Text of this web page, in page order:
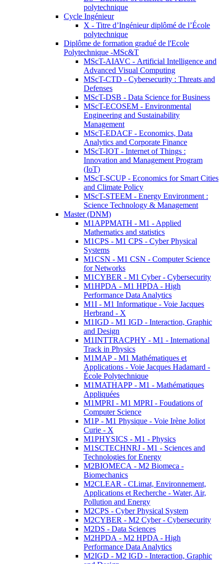
polytechnique
Cycle Ingénieur
X - Titre d’Ingénieur diplômé de l’École
polytechnique
Diplôme de formation gradué de l'Ecole
Polytechnique -MSc&T
MScT-AIAVC - Artificial Intelligence and
Advanced Visual Computing
MScT-CTD - Cybersecurity : Threats and
Defenses
MScT-DSB - Data Science for Business
MScT-ECOSEM - Environmental
Engineering and Sustainability
Management
MScT-EDACF - Economics, Data
Analytics and Corporate Finance
MScT-IOT - Internet of Things :
Innovation and Management Program
(IoT)
MScT-SCUP - Economics for Smart Cities
and Climate Policy
MScT-STEEM - Energy Environment :
Science Technology & Management
Master (DNM)
M1APPMATH - M1 - Applied
Mathematics and statistics
M1CPS - M1 CPS - Cyber Physical
Systems
M1CSN - M1 CSN - Computer Science
for Networks
M1CYBER - M1 Cyber - Cybersecurity
M1HPDA - M1 HPDA - High
Performance Data Analytics
M1I - M1 Informatique - Voie Jacques
Herbrand - X
M1IGD - M1 IGD - Interaction, Graphic
and Design
M1INTTRACPHY - M1 - International
Track in Physics
M1MAP - M1 Mathématiques et
Applications - Voie Jacques Hadamard -
École Polytechnique
M1MATHAPP - M1 - Mathématiques
Appliquées
M1MPRI - M1 MPRI - Foudations of
Computer Science
M1P - M1 Physique - Voie Irène Joliot
Curie - X
M1PHYSICS - M1 - Physics
M1SCTECHNRJ - M1 - Sciences and
Technologies for Energy
M2BIOMECA - M2 Biomeca -
Biomechanics
M2CLEAR - CLimat, Environnement,
Applications et Recherche - Water, Air,
Pollution and Energy
M2CPS - Cyber Physical System
M2CYBER - M2 Cyber - Cybersecurity
M2DS - Data Sciences
M2HPDA - M2 HPDA - High
Performance Data Analytics
M2IGD - M2 IGD - Interaction, Graphic